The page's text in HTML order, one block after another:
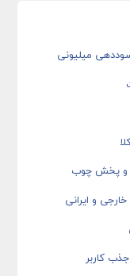
میلیونی
و پخش چوب
و ایرانی
کاربر